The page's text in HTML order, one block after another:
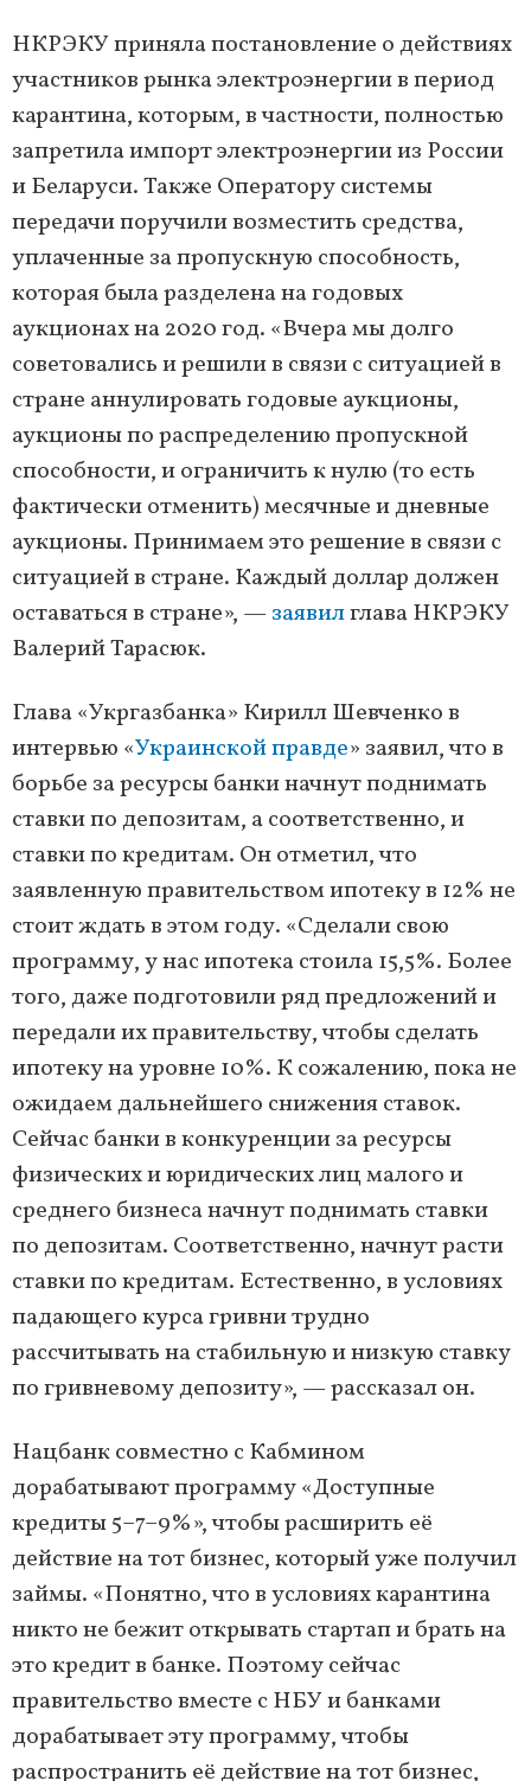
НКРЭКУ приняла постановление о действиях
участников рынка электроэнергии в период
карантина, которым, в частности, полностью
запретила импорт электроэнергии из России
и Беларуси. Также Оператору системы
передачи поручили возместить средства,
уплаченные за пропускную способность,
которая была разделена на годовых
аукционах на 2020 год. «Вчера мы долго
советовались и решили в связи с ситуацией в
стране аннулировать годовые аукционы,
аукционы по распределению пропускной
способности, и ограничить к нулю (то есть
фактически отменить) месячные и дневные
аукционы. Принимаем это решение в связи с
ситуацией в стране. Каждый доллар должен
оставаться в стране», —заявилглава НКРЭКУ
Валерий Тарасюк.
Глава «Укргазбанка» Кирилл Шевченко в
интервью «Украинской правде» заявил, что в
борьбе за ресурсы банки начнут поднимать
ставки по депозитам, а соответственно, и
ставки по кредитам. Он отметил, что
заявленную правительством ипотеку в 12% не
стоит ждать в этом году. «Сделали свою
программу, у нас ипотека стоила 15,5%. Более
того, даже подготовили ряд предложений и
передали их правительству, чтобы сделать
ипотеку на уровне 10%. К сожалению, пока не
ожидаем дальнейшего снижения ставок.
Сейчас банки в конкуренции за ресурсы
физических и юридических лиц малого и
среднего бизнеса начнут поднимать ставки
по депозитам. Соответственно, начнут расти
ставки по кредитам. Естественно, в условиях
падающего курса гривни трудно
рассчитывать на стабильную и низкую ставку
по гривневому депозиту», — рассказал он.
Нацбанк совместно с Кабмином
дорабатывают программу «Доступные
кредиты 5–7–9%», чтобы расширить её
действие на тот бизнес, который уже получил
займы. «Понятно, что в условиях карантина
никто не бежит открывать стартап и брать на
это кредит в банке. Поэтому сейчас
правительство вместе с НБУ и банками
дорабатывает эту программу, чтобы
распространить её действие на тот бизнес,